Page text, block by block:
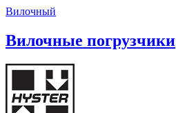
Вилочный
Вилочные погрузчики